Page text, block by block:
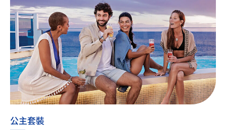
公主套裝